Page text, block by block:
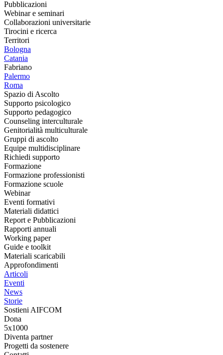
Pubblicazioni
Webinar e seminari
Collaborazioni universitarie
Tirocini e ricerca
Territori
Bologna
Catania
Fabriano
Palermo
Roma
Spazio di Ascolto
Supporto psicologico
Supporto pedagogico
Counseling interculturale
Genitorialità multiculturale
Gruppi di ascolto
Equipe multidisciplinare
Richiedi supporto
Formazione
Formazione professionisti
Formazione scuole
Webinar
Eventi formativi
Materiali didattici
Report e Pubblicazioni
Rapporti annuali
Working paper
Guide e toolkit
Materiali scaricabili
Approfondimenti
Articoli
Eventi
News
Storie
Sostieni AIFCOM
Dona
5x1000
Diventa partner
Progetti da sostenere